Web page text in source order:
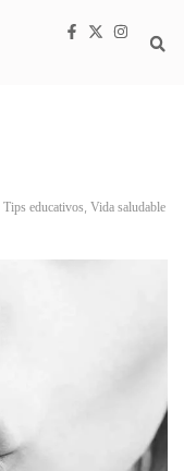
Tips educativos, Vida saludable